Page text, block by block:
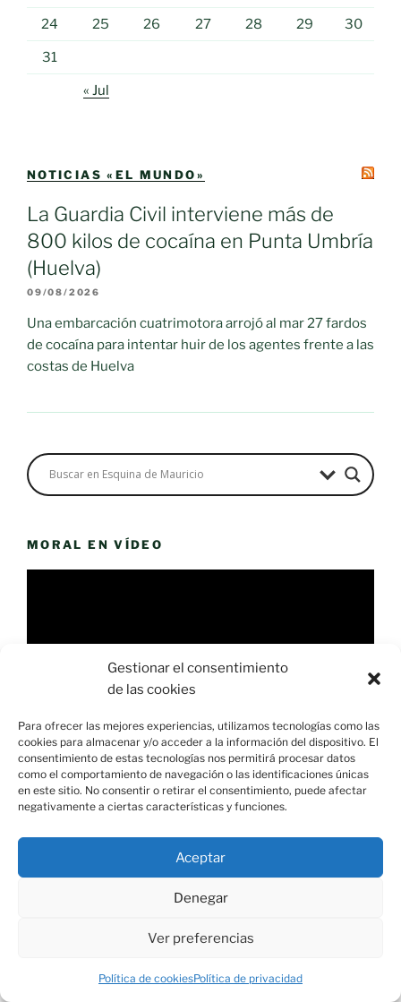
Gestionar el consentimiento
de las cookies
Para ofrecer las mejores experiencias, utilizamos tecnologías como las
cookies para almacenar y/o acceder a la información del dispositivo. El
consentimiento de estas tecnologías nos permitirá procesar datos
como el comportamiento de navegación o las identificaciones únicas
en este sitio. No consentir o retirar el consentimiento, puede afectar
negativamente a ciertas características y funciones.
Aceptar
Denegar
Ver preferencias
Política de cookiesPolítica de privacidad
24 25 26 27 28 29 30
31
« Jul
NOTICIAS «EL MUNDO»
La Guardia Civil interviene más de
800 kilos de cocaína en Punta Umbría
(Huelva)
09/08/2026
Una embarcación cuatrimotora arrojó al mar 27 fardos
de cocaína para intentar huir de los agentes frente a las
costas de Huelva
MORAL EN VÍDEO
00:00 03:17
COMENTARIOS